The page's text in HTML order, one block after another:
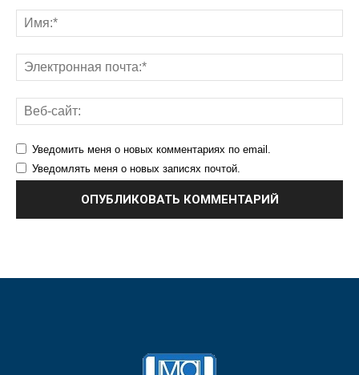
Уведомить меня о новых комментариях по email.
Уведомлять меня о новых записях почтой.